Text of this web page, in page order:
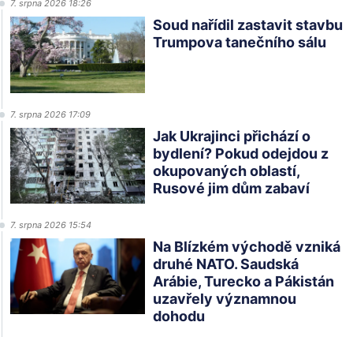
7. srpna 2026 18:26
Soud nařídil zastavit stavbu
Trumpova tanečního sálu
7. srpna 2026 17:09
Jak Ukrajinci přichází o
bydlení? Pokud odejdou z
okupovaných oblastí,
Rusové jim dům zabaví
7. srpna 2026 15:54
Na Blízkém východě vzniká
druhé NATO. Saudská
Arábie, Turecko a Pákistán
uzavřely významnou
dohodu